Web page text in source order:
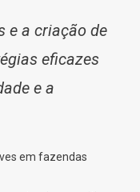
e a criação de
eficazes
e a
em fazendas